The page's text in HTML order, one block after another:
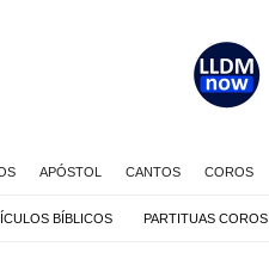
APÓSTOL CANTOS COROS
BÍBLICOS PARTITUAS COROS